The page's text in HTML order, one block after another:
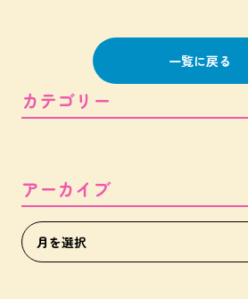
一覧に戻る
カテゴリー
アーカイブ